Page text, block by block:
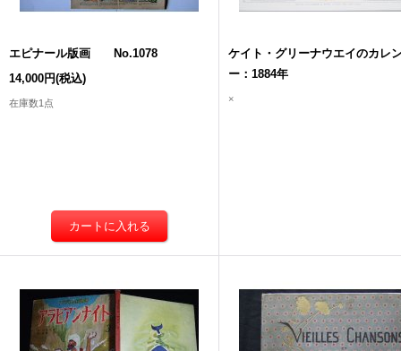
エピナール版画 No.1078
14,000円(税込)
在庫数1点
ケイト・グリーナウエイのカレ
ー：1884年
×